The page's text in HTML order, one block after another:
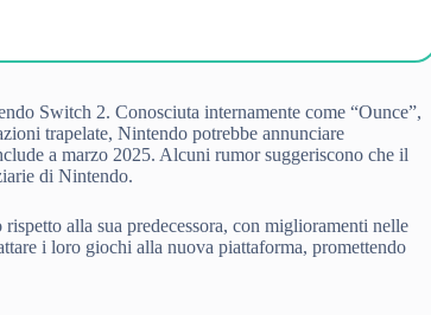
Switch 2. Conosciuta internamente come “Ounce”,
trapelate, Nintendo potrebbe annunciare
a marzo 2025. Alcuni rumor suggeriscono che il
di Nintendo.
alla sua predecessora, con miglioramenti nelle
i loro giochi alla nuova piattaforma, promettendo